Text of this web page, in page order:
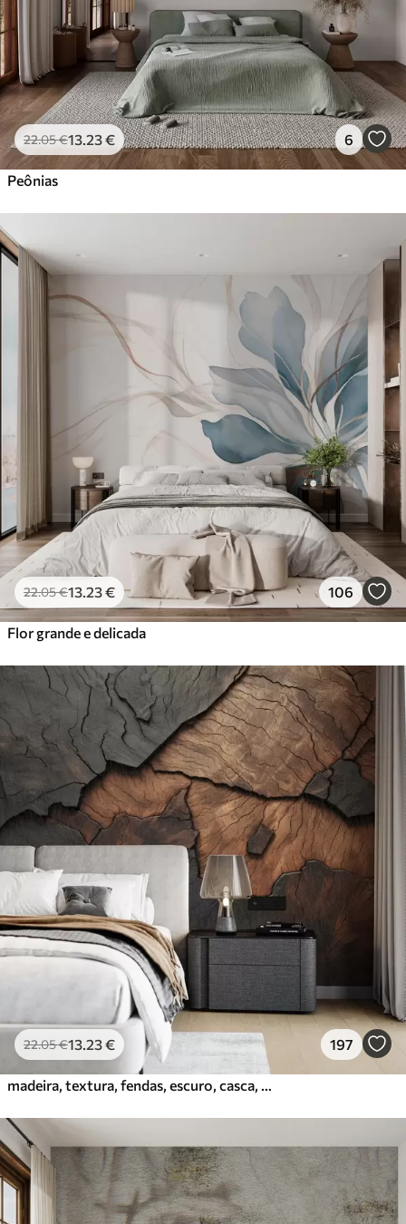
22.05€13 .23€ 6
Peônias
22.05€13 .23€ 106
Flor grande e delicada
22.05€13 .23€ 197